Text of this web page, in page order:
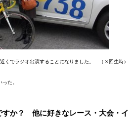
くでラジオ出演することになりました。 （３回生時）
た。
すか？ 他に好きなレース・大会・イ